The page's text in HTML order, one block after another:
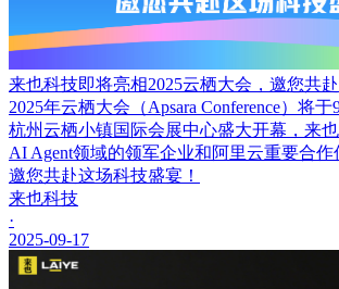
来也科技即将亮相2025云栖大会，邀您共
2025年云栖大会（Apsara Conference）将
杭州云栖小镇国际会展中心盛大开幕，来
AI Agent领域的领军企业和阿里云重要合
邀您共赴这场科技盛宴！
来也科技
·
2025-09-17